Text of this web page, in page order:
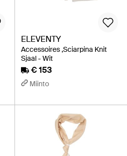
ELEVENTY
Accessoires ,Sciarpina Knit
Sjaal - Wit
€ 153
Miinto